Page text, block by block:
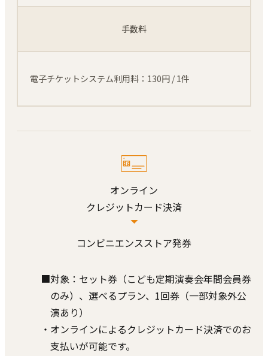
手数料
電子チケットシステム利用料：130円 / 1件
オンライン
クレジットカード決済
コンビニエンスストア発券
■対象：セット券（こども定期演奏会年間会員券
のみ）、選べるプラン、1回券（一部対象外公
演あり）
・オンラインによるクレジットカード決済でのお
⽀払いが可能です。